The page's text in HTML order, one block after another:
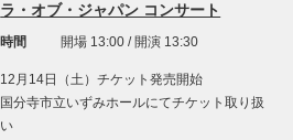
ラ・オブ・ジャパン コンサート
時間 開場 13:00 / 開演 13:30
12月14日（土）チケット発売開始
国分寺市立いずみホールにてチケット取り扱
い